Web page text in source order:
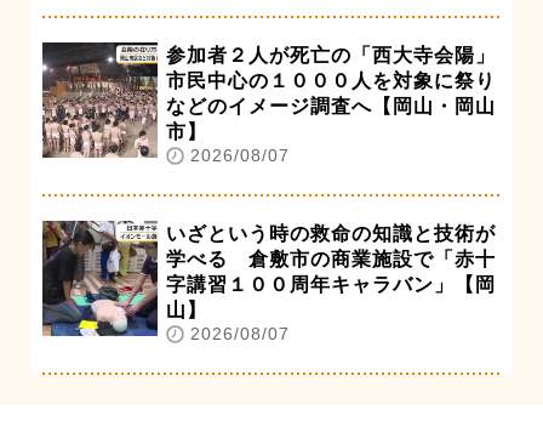
参加者２人が死亡の「西大寺会陽」
市民中心の１０００人を対象に祭り
などのイメージ調査へ【岡山・岡山
市】
2026/08/07
いざという時の救命の知識と技術が
学べる 倉敷市の商業施設で「赤十
字講習１００周年キャラバン」【岡
山】
2026/08/07